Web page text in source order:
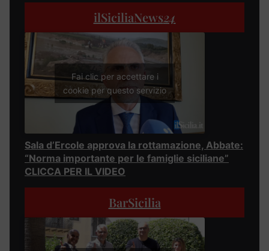
ilSiciliaNews24
Fai clic per accettare i
cookie per questo servizio
Sala d’Ercole approva la rottamazione, Abbate:
“Norma importante per le famiglie siciliane”
CLICCA PER IL VIDEO
BarSicilia